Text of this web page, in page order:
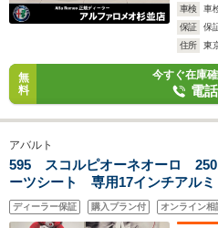
車検
車
保証
保
住所
東
無
料
今すぐ在庫
電
アバルト
595 スコルピオーネオーロ
ーツシート 専用17インチアル
ンヘッドライト リアパーク
USBポート Largus車高調
ディーラー保証 購入プラン付 オンライン相